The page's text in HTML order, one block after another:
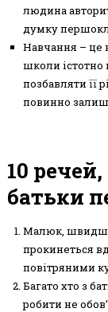
людина
думку
Навчання – це
школи істотно
позбавляти її
повинно
10
батьки
Малюк, швидше
прокинеться
повітряними
Багато хто з
робити не